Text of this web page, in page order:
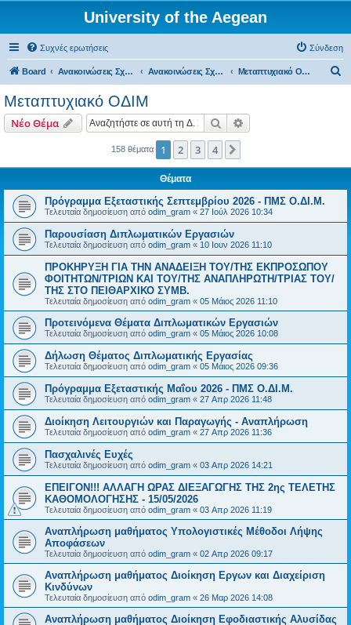
University of the Aegean
Συχνές ερωτήσεις Σύνδεση
Board Ανακοινώσεις Σχολών, Τμημάτων, Συλλόγων & Υπηρεσιών Ανακοινώσεις Σχολών & Τμημάτων (Χίος) Μεταπτυχιακό ΟΔΙΜ
η
Μεταπτυχιακό ΟΔΙΜ
Νέο Θέμα Αναζήτηση
158 θέματα 1 2 3 4
Θέματα
Πρόγραμμα Εξεταστικής Σεπτεμβρίου 2026 - ΠΜΣ Ο.ΔΙ.Μ.
Τελευταία δημοσίευση από odim_gram « 27 Ιούλ 2026 10:34
Παρουσίαση Διπλωματικών Εργασιών
Τελευταία δημοσίευση από odim_gram « 10 Ιουν 2026 11:10
ΠΡΟΚΗΡΥΞΗ ΓΙΑ ΤΗΝ ΑΝΑΔΕΙΞΗ ΤΟΥ/ΤΗΣ ΕΚΠΡΟΣΩΠΟΥ
ΦΟΙΤΗΤΩΝ/ΤΡΙΩΝ ΚΑΙ ΤΟΥ/ΤΗΣ ΑΝΑΠΛΗΡΩΤΗ/ΤΡΙΑΣ ΤΟΥ/
ΤΗΣ ΣΤΟ ΠΕΙΘΑΡΧΙΚΟ ΣΥΜΒ.
Τελευταία δημοσίευση από odim_gram « 05 Μάιος 2026 11:10
Προτεινόμενα Θέματα Διπλωματικών Εργασιών
Τελευταία δημοσίευση από odim_gram « 05 Μάιος 2026 10:08
Δήλωση Θέματος Διπλωματικής Εργασίας
Τελευταία δημοσίευση από odim_gram « 05 Μάιος 2026 09:36
Πρόγραμμα Εξεταστικής Μαΐου 2026 - ΠΜΣ Ο.ΔΙ.Μ.
Τελευταία δημοσίευση από odim_gram « 27 Απρ 2026 11:48
Διοίκηση Λειτουργιών και Παραγωγής - Αναπλήρωση
Τελευταία δημοσίευση από odim_gram « 27 Απρ 2026 11:36
Πασχαλινές Ευχές
Τελευταία δημοσίευση από odim_gram « 03 Απρ 2026 14:21
ΕΠΕΙΓΟΝ!!! ΑΛΛΑΓΗ ΩΡΑΣ ΔΙΕΞΑΓΩΓΗΣ ΤΗΣ 2ης ΤΕΛΕΤΗΣ
ΚΑΘΟΜΟΛΟΓΗΣΗΣ - 15/05/2026
Τελευταία δημοσίευση από odim_gram « 03 Απρ 2026 11:19
Αναπλήρωση μαθήματος Υπολογιστικές Μέθοδοι Λήψης
Αποφάσεων
Τελευταία δημοσίευση από odim_gram « 02 Απρ 2026 09:17
Αναπλήρωση μαθήματος Διοίκηση Εργων και Διαχείριση
Κινδύνων
Τελευταία δημοσίευση από odim_gram « 26 Μαρ 2026 14:08
Αναπλήρωση μαθήματος Διοίκηση Εφοδιαστικής Αλυσίδας